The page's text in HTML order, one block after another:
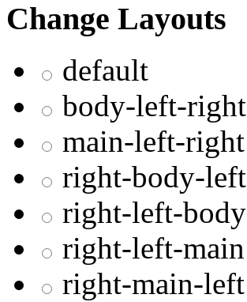
Change Layouts
default
body-left-right
main-left-right
right-body-left
right-left-body
right-left-main
right-main-left